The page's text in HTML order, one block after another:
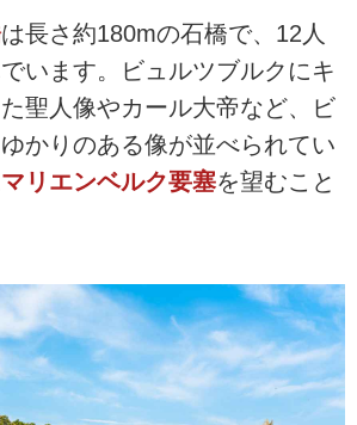
は長さ約180mの石橋で、12人
います。ビュルツブルクにキ
聖人像やカール大帝など、ビ
かりのある像が並べられてい
マリエンベルク要塞を望むこと